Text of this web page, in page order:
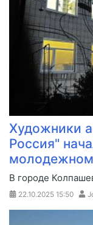
Художники
Россия"
В городе
22.10.2025 15:50